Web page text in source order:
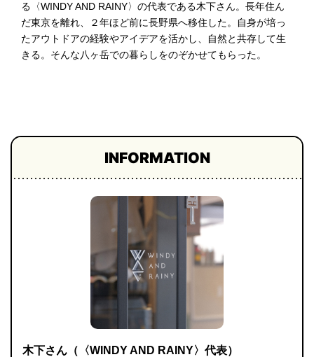
会社概
要
企業の
る〈WINDY AND RAINY〉の代表である木下さん。長年住ん
だ東京を離れ、２年ほど前に長野県へ移住した。自身が培っ
たアウトドアの経験やアイデアを活かし、自然と共存して生
きる。そんな八ヶ岳での暮らしをのぞかせてもらった。
INFORMATION
木下さん（〈WINDY AND RAINY〉代表）